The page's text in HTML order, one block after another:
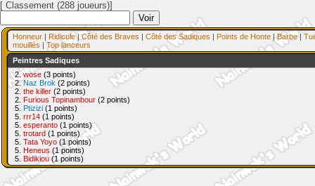
[ Classement (288 joueurs)]
Honneur | Ridicule|Côté des Braves | Côté des Sadiques | Points de Honte |Barbe|
mouillés | Top lanceurs
Peintres Sadiques
2.wose (3 points)
2. Naz Brok (2 points)
2. the killer (2 points)
2. Furious Topinambour (2 points)
5. Ptizizi (1 points)
5. rrr14 (1 points)
5. esperanto (1 points)
5. trotard (1 points)
5. Tata Yoyo (1 points)
5. Heneus (1 points)
5. Bidikiou(1 points)